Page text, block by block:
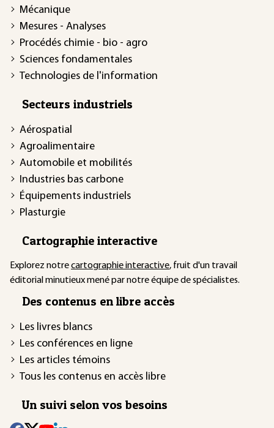
Mécanique
Mesures - Analyses
Procédés chimie - bio - agro
Sciences fondamentales
Technologies de l'information
Secteurs industriels
Aérospatial
Agroalimentaire
Automobile et mobilités
Industries bas carbone
Équipements industriels
Plasturgie
Cartographie interactive
Explorez notrecartographie interactive, fruit d'un travail
éditorial minutieux mené par notre équipe de spécialistes.
Des contenus en libre accès
Les livres blancs
Les conférences en ligne
Les articles témoins
Tous les contenus en accès libre
Un suivi selon vos besoins